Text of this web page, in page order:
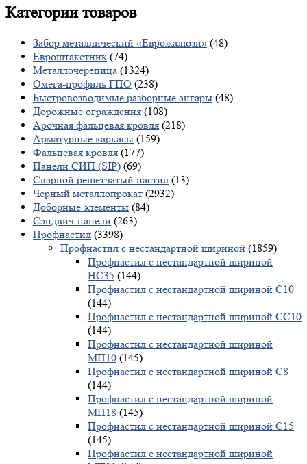
Категориитоваров
Забор металлический «Еврожалюзи» (48)
Евроштакетник (74)
Металлочерепица (1324)
Омега-профиль ГПО (238)
Быстровозводимые разборные ангары (48)
Дорожные ограждения (108)
Арочная фальцевая кровля (218)
Арматурные каркасы (159)
Фальцевая кровля (177)
Панели СИП (SIP) (69)
Сварной решетчатый настил (13)
Черный металлопрокат (2932)
Доборные элементы (84)
Сэндвич-панели (263)
Профнастил (3398)
Профнастил с нестандартной шириной (1859)
Профнастил с нестандартной шириной
НС35 (144)
Профнастил с нестандартной шириной С10
(144)
Профнастил с нестандартной шириной СС10
(144)
Профнастил с нестандартной шириной
МП10 (145)
Профнастил с нестандартной шириной С8
(144)
Профнастил с нестандартной шириной
МП18 (145)
Профнастил с нестандартной шириной С15
(145)
Профнастил с нестандартной шириной